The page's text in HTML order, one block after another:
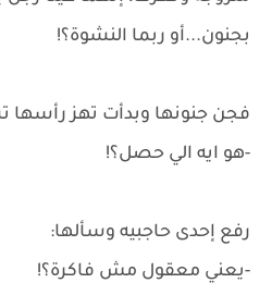
بجنون...أو ربما النشوة؟!
فجن جنونها وبدأت تهز رأسها
-هو ايه الي حصل؟!
رفع إحدى حاجبيه وسألها:
-يعني معقول مش فاكرة؟!